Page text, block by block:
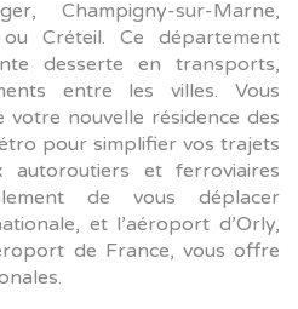
Champigny-sur-Marne,
ou Créteil. Ce département
desserte en transports,
entre les villes. Vous
nouvelle résidence des
pour simplifier vos trajets
autoroutiers et ferroviaires
de vous déplacer
et l’aéroport d’Orly,
de France, vous offre